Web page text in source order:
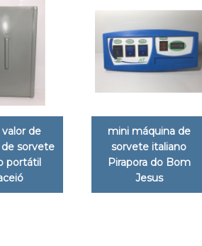
de
sorvete
portátil
mini máquina de
sorvete italiano
Pirapora do Bom
Jesus